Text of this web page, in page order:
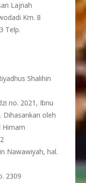
Lajnah
Km. 8
Telp.
Shalihin
no. 2021, Ibnu
Dihasankan oleh
Himam
Nawawiyah, hal.
2309